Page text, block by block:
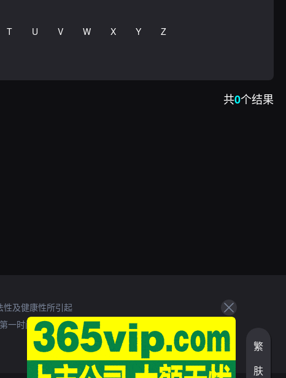
T U V W X Y
Z
共0个结果
及健康性所引起
一时间处理。
繁
肤